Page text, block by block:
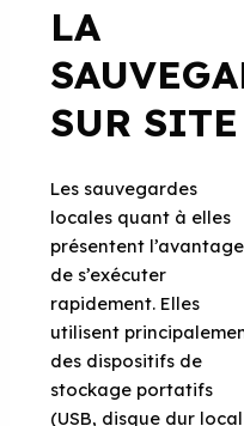
LA
SUR SITE
Les sauvegardes
locales quant à elles
présentent l’avantage
de s’exécuter
rapidement. Elles
utilisent
des dispositifs de
stockage portatifs
(USB, disque dur local